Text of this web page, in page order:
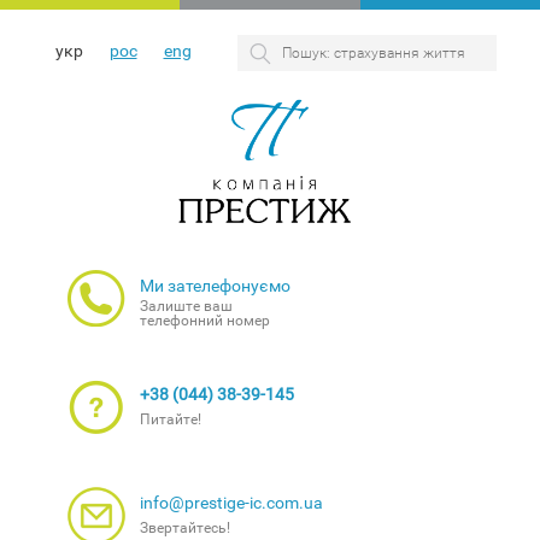
укр рос eng
Ми зателефонуємо
Залиште ваш
телефонний номер
+38 (044) 38-39-145
Питайте!
info@prestige-ic.com.ua
Звертайтесь!